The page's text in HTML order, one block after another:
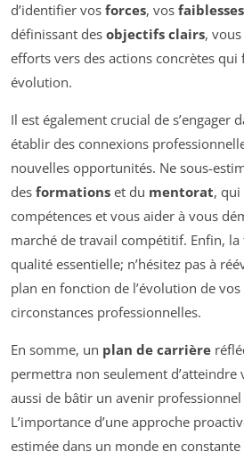
d’identifier vos forces, vos faiblesses
définissant des objectifs clairs,
efforts vers des actions concrètes
évolution.
Il est également crucial de s’engager
établir des connexions
nouvelles opportunités. Ne sous-
des formations et du mentorat,
compétences et vous aider à vous
marché de travail compétitif. Enfin,
qualité essentielle; n’hésitez pas à
plan en fonction de l’évolution de
circonstances professionnelles.
En somme, un plan de carrière
permettra non seulement d’atteindre
aussi de bâtir un avenir
L’importance d’une approche
estimée dans un monde en